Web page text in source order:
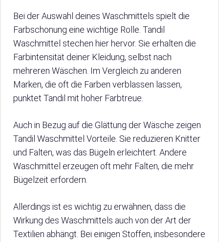
Bei der Auswahl deines Waschmittels spielt die
Farbschonung eine wichtige Rolle. Tandil
Waschmittel stechen hier hervor. Sie erhalten die
Farbintensität deiner Kleidung, selbst nach
mehreren Wäschen. Im Vergleich zu anderen
Marken, die oft die Farben verblassen lassen,
punktet Tandil mit hoher Farbtreue.
Auch in Bezug auf die Glättung der Wäsche zeigen
Tandil Waschmittel Vorteile. Sie reduzieren Knitter
und Falten, was das Bügeln erleichtert. Andere
Waschmittel erzeugen oft mehr Falten, die mehr
Bügelzeit erfordern.
Allerdings ist es wichtig zu erwähnen, dass die
Wirkung des Waschmittels auch von der Art der
Textilien abhängt. Bei einigen Stoffen, insbesondere